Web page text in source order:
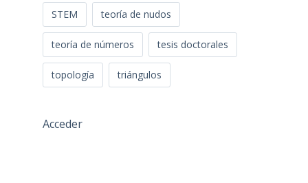
STEM teoría de nudos
teoría de números tesis doctorales
topología triángulos
Acceder